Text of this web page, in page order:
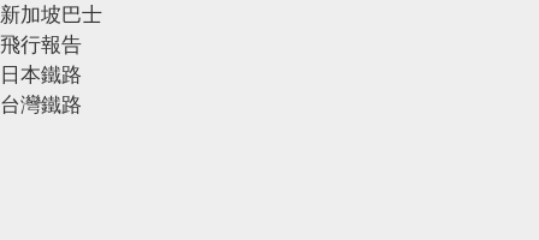
新加坡巴士
飛行報告
日本鐵路
台灣鐵路